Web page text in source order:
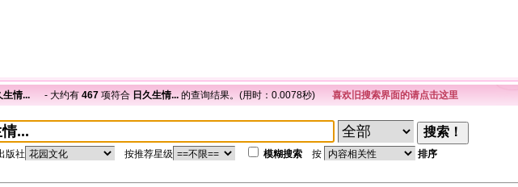
生情... - 大约有 467 项符合 日久生情... 的查询结果。(用时：0.0078秒) 喜欢旧搜索界面的请点击这里
版社 按推荐星级 模糊搜索 按 排序